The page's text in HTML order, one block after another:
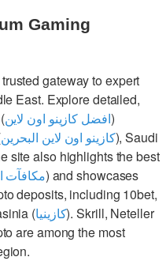
Gaming
gateway to expert
East. Explore detailed,
افضل كازينو اون لاين)
كازينو اون لاين البحرين), Saudi
site also highlights the best
مكافآت) and showcases
deposits, including 10bet,
(كازينيا). Skrill, Neteller
are among the most